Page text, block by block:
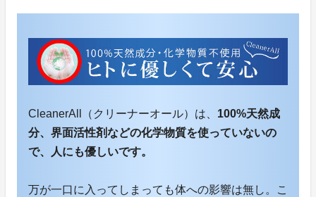
CleanerAll（クリーナーオール）は、 100%天然成
分、界面活性剤などの化学物質を使っていないの
で、人にも優しいです。
万が一口に入ってしまっても体への影響は無し。こ